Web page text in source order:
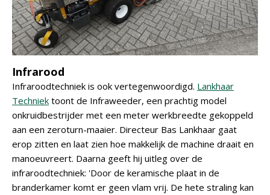
Infrarood
Infraroodtechniek is ook vertegenwoordigd. Lankhaar
Techniek toont de Infraweeder, een prachtig model
onkruidbestrijder met een meter werkbreedte gekoppeld
aan een zeroturn-maaier. Directeur Bas Lankhaar gaat
erop zitten en laat zien hoe makkelijk de machine draait en
manoeuvreert. Daarna geeft hij uitleg over de
infraroodtechniek: 'Door de keramische plaat in de
branderkamer komt er geen vlam vrij. De hete straling kan